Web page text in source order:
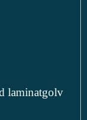
laminatgolv